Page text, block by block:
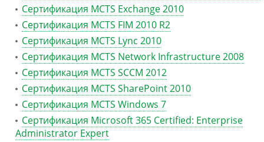
Сертификация MCTS Exchange 2010
Сертификация MCTS FIM 2010 R2
Сертификация MCTS Lync 2010
Сертификация MCTS Network Infrastructure 2008
Сертификация MCTS SCCM 2012
Сертификация MCTS SharePoint 2010
Сертификация MCTS Windows 7
Сертификация Microsoft 365 Certified: Enterprise
Administrator Expert